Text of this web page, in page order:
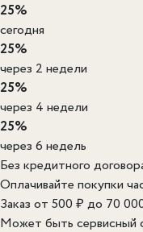
25%
сегодня
25%
через 2 недели
25%
через 4 недели
25%
через 6 недель
Без кредитного
Оплачивайте покупки
Заказ от 500 ₽ до 70
Может быть сервисный